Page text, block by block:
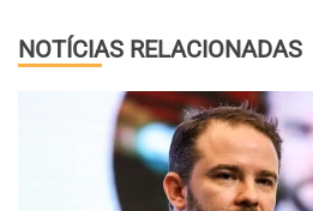
NOTÍCIAS RELACIONADAS